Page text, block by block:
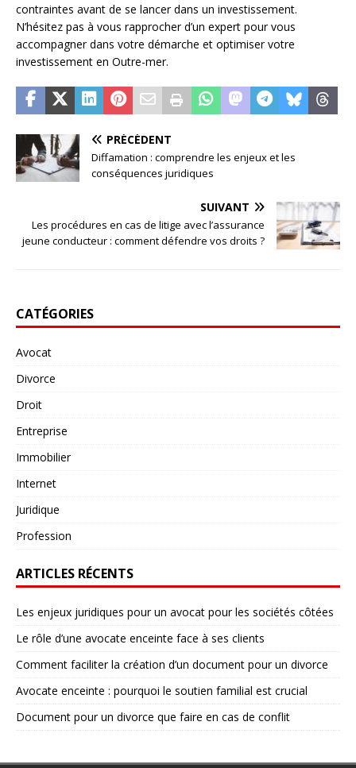
contraintes avant de se lancer dans un investissement.
N’hésitez pas à vous rapprocher d’un expert pour vous
accompagner dans votre démarche et optimiser votre
investissement en Outre-mer.
PRÉCÉDENT
Diffamation : comprendre les enjeux et les
conséquences juridiques
SUIVANT
Les procédures en cas de litige avec l’assurance
jeune conducteur : comment défendre vos droits ?
CATÉGORIES
Avocat
Divorce
Droit
Entreprise
Immobilier
Internet
Juridique
Profession
ARTICLES RÉCENTS
Les enjeux juridiques pour un avocat pour les sociétés côtées
Le rôle d’une avocate enceinte face à ses clients
Comment faciliter la création d’un document pour un divorce
Avocate enceinte : pourquoi le soutien familial est crucial
Document pour un divorce que faire en cas de conflit